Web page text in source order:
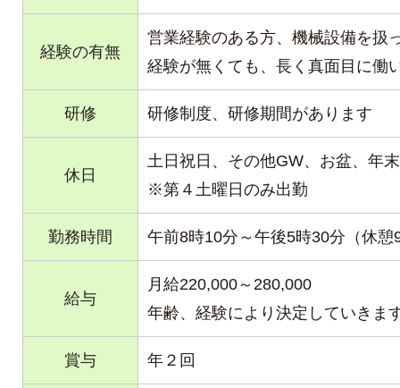
経験の有無
営業経験のある方、機械設備を扱
経験が無くても、長く真面目に働
研修 研修制度、研修期間があります
休日
土日祝日、その他GW、お盆、年
※第４土曜日のみ出勤
勤務時間 午前8時10分～午後5時30分（休憩
給与
月給220,000～280,000
年齢、経験により決定していきま
賞与 年２回